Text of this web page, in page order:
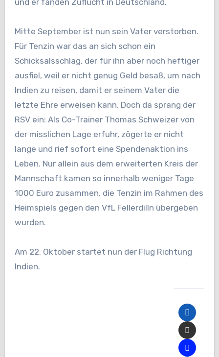
und er fanden Zuflucht in Deutschland.
Mitte September ist nun sein Vater verstorben.
Für Tenzin war das an sich schon ein
Schicksalsschlag, der für ihn aber noch heftiger
ausfiel, weil er nicht genug Geld besaß, um nach
Indien zu reisen, damit er seinem Vater die
letzte Ehre erweisen kann. Doch da sprang der
RSV ein: Als Co-Trainer Thomas Schweizer von
der misslichen Lage erfuhr, zögerte er nicht
lange und rief sofort eine Spendenaktion ins
Leben. Nur allein aus dem erweiterten Kreis der
Mannschaft kamen so innerhalb weniger Tage
1000 Euro zusammen, die Tenzin im Rahmen des
Heimspiels gegen den VfL Fellerdilln übergeben
wurden.
Am 22. Oktober startet nun der Flug Richtung
Indien.